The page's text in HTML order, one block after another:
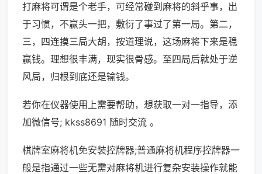
打麻将可谓是个老手，可经常碰到麻将的斜乎事，出
于习惯，不赢头一把，敷衍了事过了第一局。第二，
三，四连摸三局大胡，按道理说，这场麻将下来是稳
赢钱。理想很丰满，现实很骨感。至四局后就处于逆
风局，归根到底还是输钱。
若你在仪器使用上需要帮助，想获取一对一指导，添
加微信号; kkss8691 随时交流 。
棋牌室麻将机免安装控牌器;普通麻将机程序控牌器一
般是指通过一些无需对麻将机进行复杂安装操作就能